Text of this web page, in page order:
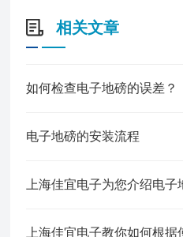
相关文章
如何检查电子地磅的误差？
电子地磅的安装流程
上海佳宜电子为您介绍电子
上海佳宜电子教你如何根